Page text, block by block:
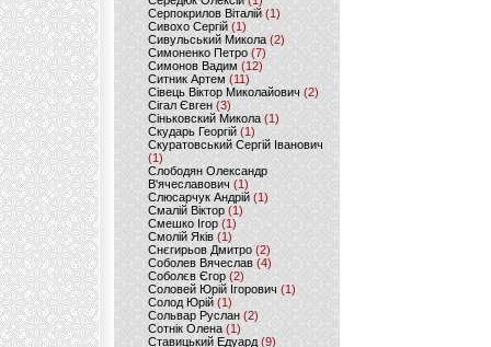
Серпокрилов Віталій(1)
Сивохо Сергій(1)
Сивульський Микола(2)
Симоненко Петро(7)
Симонов Вадим (12)
Ситник Артем(11)
Сівець Віктор Миколайович(2)
Сігал Євген (3)
Сіньковский Микола(1)
Скударь Георгій (1)
Скуратовський Сергій Іванович
(1)
Слободян Олександр
В'ячеславович(1)
Слюсарчук Андрій(1)
Смалій Віктор (1)
Смешко Ігор (1)
Смолій Яків (1)
Снєгирьов Дмитро (2)
Соболев Вячеслав (4)
Соболєв Єгор(2)
Соловей Юрій Ігорович (1)
Солод Юрій (1)
Сольвар Руслан (2)
Сотнік Олена(1)
Ставицький Едуард (9)